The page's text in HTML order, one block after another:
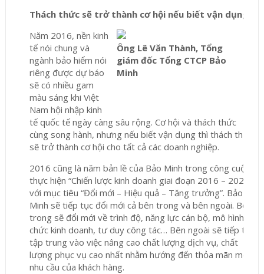
Thách thức sẽ trở thành cơ hội nếu biết vận dụng
Ông Lê Văn Thành, Tổng
giám đốc Tổng CTCP Bảo
Minh
Năm 2016, nền kinh
tế nói chung và
ngành bảo hiểm nói
riêng được dự báo
sẽ có nhiều gam
màu sáng khi Việt
Nam hội nhập kinh
tế quốc tế ngày càng sâu rộng. Cơ hội và thách thức
cùng song hành, nhưng nếu biết vận dụng thì thách thức
sẽ trở thành cơ hội cho tất cả các doanh nghiệp.
2016 cũng là năm bản lề của Bảo Minh trong công cuộc
thực hiện “Chiến lược kinh doanh giai đoạn 2016 – 2020”
với mục tiêu “Đổi mới – Hiệu quả – Tăng trưởng”. Bảo
Minh sẽ tiếp tục đổi mới cả bên trong và bên ngoài. Bên
trong sẽ đổi mới về trình độ, năng lực cán bộ, mô hình tổ
chức kinh doanh, tư duy công tác… Bên ngoài sẽ tiếp tục
tập trung vào việc nâng cao chất lượng dịch vụ, chất
lượng phục vụ cao nhất nhằm hướng đến thỏa mãn mọi
nhu cầu của khách hàng.